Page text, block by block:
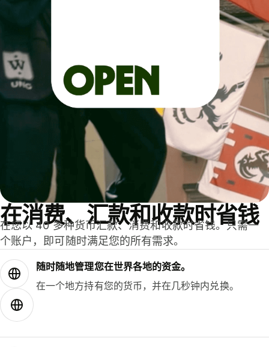
在消费、汇款和收款时省钱
在您以 40 多种货币汇款、消费和收款时省钱。只需一
个账户，即可随时满足您的所有需求。
随时随地管理您在世界各地的资金。
在一个地方持有您的货币，并在几秒钟内兑换。